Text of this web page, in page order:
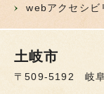
webアクセシビ
土岐市
〒509-5192 岐阜